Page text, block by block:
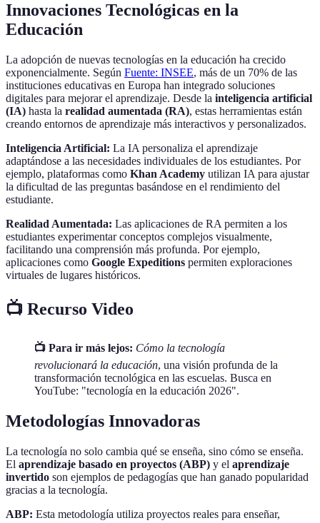
Innovaciones Tecnológicas en la
Educación
La adopción de nuevas tecnologías en la educación ha crecido
exponencialmente. Según Fuente: INSEE, más de un 70% de las
instituciones educativas en Europa han integrado soluciones
digitales para mejorar el aprendizaje. Desde la inteligencia artificial
(IA) hasta la realidad aumentada (RA), estas herramientas están
creando entornos de aprendizaje más interactivos y personalizados.
Inteligencia Artificial: La IA personaliza el aprendizaje
adaptándose a las necesidades individuales de los estudiantes. Por
ejemplo, plataformas como Khan Academy utilizan IA para ajustar
la dificultad de las preguntas basándose en el rendimiento del
estudiante.
Realidad Aumentada: Las aplicaciones de RA permiten a los
estudiantes experimentar conceptos complejos visualmente,
facilitando una comprensión más profunda. Por ejemplo,
aplicaciones como Google Expeditions permiten exploraciones
virtuales de lugares históricos.
📺 Recurso Video
📺 Para ir más lejos: Cómo la tecnología
revolucionará la educación, una visión profunda de la
transformación tecnológica en las escuelas. Busca en
YouTube: "tecnología en la educación 2026".
Metodologías Innovadoras
La tecnología no solo cambia qué se enseña, sino cómo se enseña.
El aprendizaje basado en proyectos (ABP) y el aprendizaje
invertido son ejemplos de pedagogías que han ganado popularidad
gracias a la tecnología.
ABP: Esta metodología utiliza proyectos reales para enseñar,